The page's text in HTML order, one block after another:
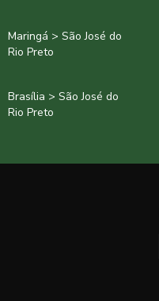
Maringá > São José do
Rio Preto
Brasília > São José do
Rio Preto